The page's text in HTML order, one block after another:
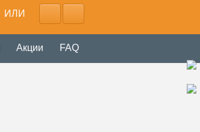
ИЛИ
Акции FAQ